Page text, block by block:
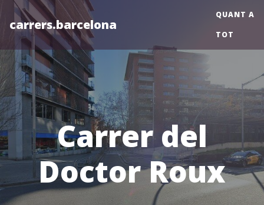
carrers.barcelona
QUANT A
TOT
Carrer del
Doctor Roux